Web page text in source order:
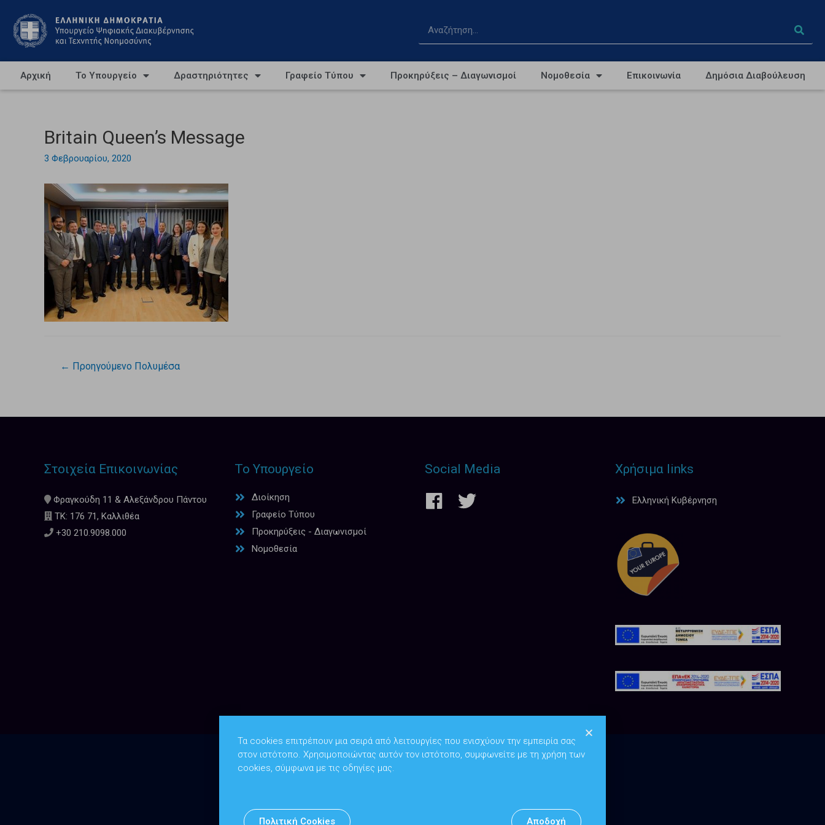
Αρχική Το Υπουργείο Δραστηριότητες Γραφείο Τύπου Προκηρύξεις – Διαγωνισμοί Νομοθεσία Επικοινωνία Δημόσια Διαβούλευση
Britain Queen’s Message
3 Φεβρουαρίου, 2020
← Προηγούμενο Πολυμέσα
Στοιχεία Επικοινωνίας
Φραγκούδη 11 & Αλεξάνδρου Πάντου
ΤΚ: 176 71, Καλλιθέα
+30 210.9098.000
Το Υπουργείο
Διοίκηση
Γραφείο Τύπου
Προκηρύξεις - Διαγωνισμοί
Νομοθεσία
Social Media Χρήσιμα links
Ελληνική Κυβέρνηση
Copyright © 2026Υπουργείο Ψηφιακής Διακυβέρνησης
Τα cookies επιτρέπουν μια σειρά από λειτουργίες που ενισχύουν την εμπειρία σας
στον ιστότοπο. Χρησιμοποιώντας αυτόν τον ιστότοπο, συμφωνείτε με τη χρήση των
cookies, σύμφωνα με τις οδηγίες μας.
Πολιτική Cookies Αποδοχή